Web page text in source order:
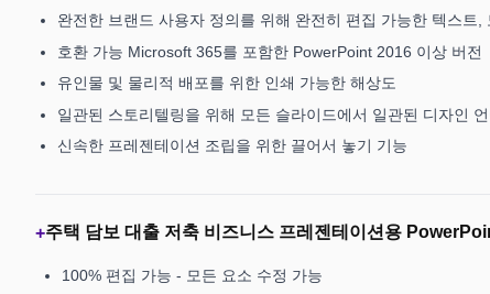
완전한 브랜드 사용자 정의를 위해 완전히 편집 가능한 텍스트,
호환 가능 Microsoft 365를 포함한 PowerPoint 2016 이상 버전
유인물 및 물리적 배포를 위한 인쇄 가능한 해상도
일관된 스토리텔링을 위해 모든 슬라이드에서 일관된 디자인 언
신속한 프레젠테이션 조립을 위한 끌어서 놓기 기능
+주택 담보 대출 저축 비즈니스 프레젠테이션용
100% 편집 가능 - 모든 요소 수정 가능